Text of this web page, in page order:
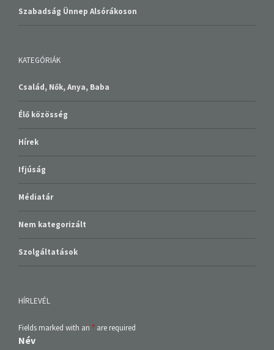
Szabadság Ünnep Alsórákoson
KATEGÓRIÁK
Család, Nők, Anya, Baba
Élő közösség
Hírek
Ifjúság
Médiatár
Nem kategorizált
Szolgáltatások
HÍRLEVÉL
Fields marked with an * are required
Név